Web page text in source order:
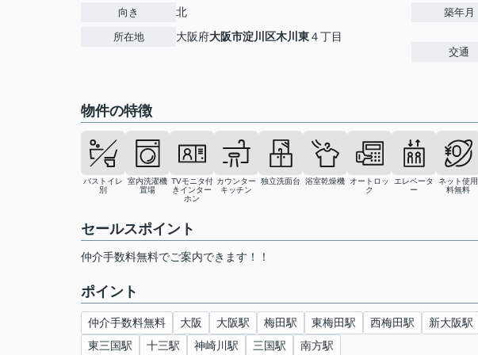
向き 北
所在地 大阪府大阪市淀川区木川東４丁目
築年月
交通
物件の特徴
バストイレ
別
室内洗濯機
置場
TVモニタ付
きインター
ホン
カウンター
キッチン
独立洗面台 浴室乾燥機
オートロッ
ク
エレベータ
ー
ネット使用
料無料
セールスポイント
仲介手数料無料でご案内できます！！
ポイント
仲介手数料無料 大阪 大阪駅 梅田駅 東梅田駅 西梅田駅 新大阪駅
東三国駅
十三駅 神崎川駅 三国駅 南方駅